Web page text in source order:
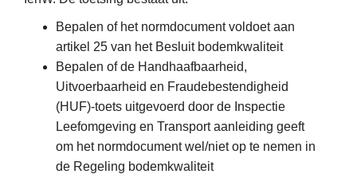
Bepalen of het normdocument voldoet aan
artikel 25 van het Besluit bodemkwaliteit
Bepalen of de Handhaafbaarheid,
Uitvoerbaarheid en Fraudebestendigheid
(HUF)-toets uitgevoerd door de Inspectie
Leefomgeving en Transport aanleiding geeft
om het normdocument wel/niet op te nemen in
de Regeling bodemkwaliteit